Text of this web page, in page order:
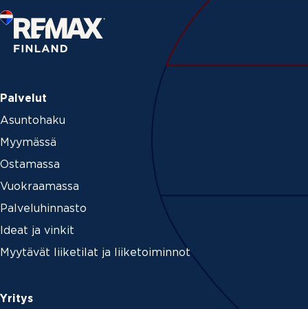
Palvelut
Asuntohaku
Myymässä
Ostamassa
Vuokraamassa
Palveluhinnasto
Ideat ja vinkit
Myytävät liiketilat ja liiketoiminnot
Yritys